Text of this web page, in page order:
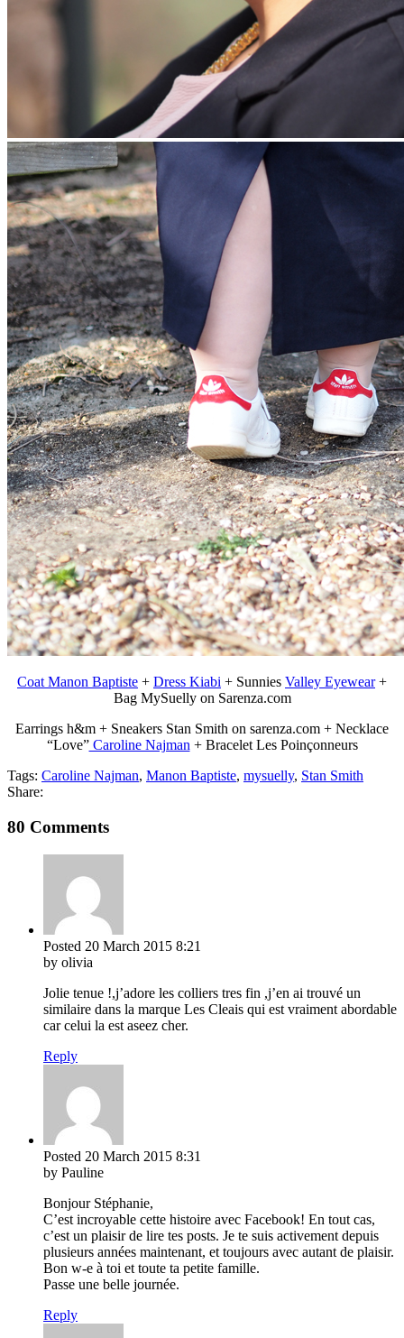
Coat Manon Baptiste + Dress Kiabi + Sunnies Valley Eyewear+
Bag MySuelly on Sarenza.com
Earrings h&m + Sneakers Stan Smith on sarenza.com + Necklace
“Love”Caroline Najman + Bracelet Les Poinçonneurs
Tags: Caroline Najman, Manon Baptiste, mysuelly, Stan Smith
Share:
80 Comments
Posted 20 March 2015 8:21
by olivia
Jolie tenue !,j’adore les colliers tres fin ,j’en ai trouvé un
similaire dans la marque Les Cleais qui est vraiment abordable
car celui la est aseez cher.
Reply
Posted 20 March 2015 8:31
by Pauline
Bonjour Stéphanie,
C’est incroyable cette histoire avec Facebook! En tout cas,
c’est un plaisir de lire tes posts. Je te suis activement depuis
plusieurs années maintenant, et toujours avec autant de plaisir.
Bon w-e à toi et toute ta petite famille.
Passe une belle journée.
Reply